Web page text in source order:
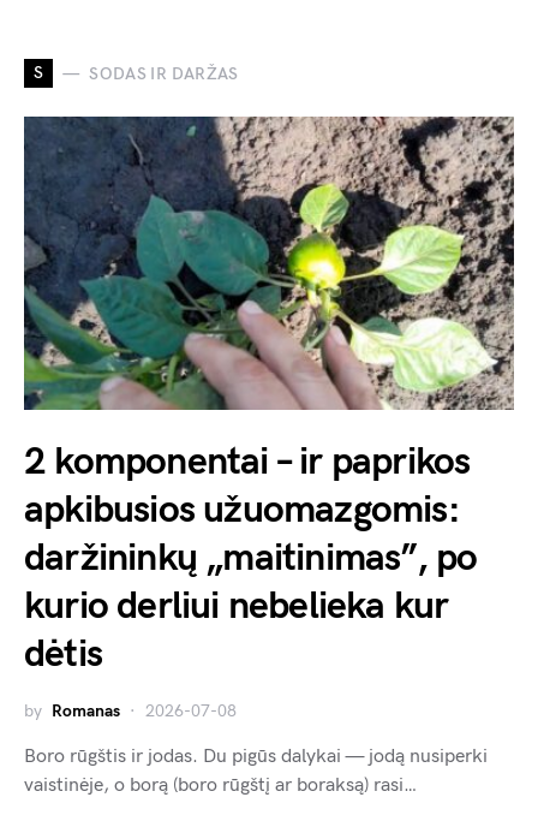
S SODAS IR DARŽAS
2 komponentai – ir paprikos
apkibusios užuomazgomis:
daržininkų „maitinimas”, po
kurio derliui nebelieka kur
dėtis
by Romanas 2026-07-08
Boro rūgštis ir jodas. Du pigūs dalykai — jodą nusiperki
vaistinėje, o borą (boro rūgštį ar boraksą) rasi…